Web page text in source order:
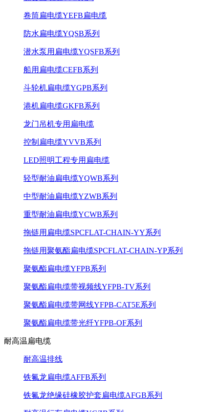
卷筒扁电缆YEFB扁电缆
防水扁电缆YQSB系列
潜水泵用扁电缆YQSFB系列
船用扁电缆CEFB系列
斗轮机扁电缆YGPB系列
港机扁电缆GKFB系列
龙门吊机专用扁电缆
控制扁电缆YVVB系列
LED照明工程专用扁电缆
轻型耐油扁电缆YQWB系列
中型耐油扁电缆YZWB系列
重型耐油扁电缆YCWB系列
拖链用扁电缆SPCFLAT-CHAIN-YY系列
拖链用聚氨酯扁电缆SPCFLAT-CHAIN-YP系列
聚氨酯扁电缆YFPB系列
聚氨酯扁电缆带视频线YFPB-TV系列
聚氨酯扁电缆带网线YFPB-CAT5E系列
聚氨酯扁电缆带光纤YFPB-OF系列
耐高温扁电缆
耐高温排线
铁氟龙扁电缆AFFB系列
铁氟龙绝缘硅橡胶护套扁电缆AFGB系列